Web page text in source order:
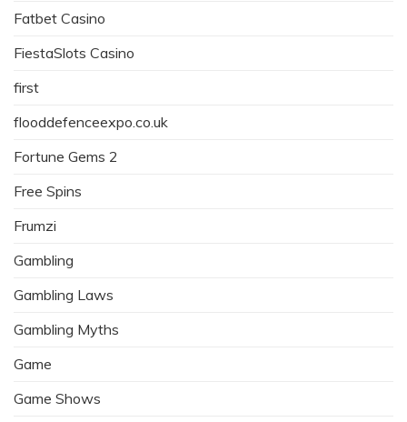
Fatbet Casino
FiestaSlots Casino
first
flooddefenceexpo.co.uk
Fortune Gems 2
Free Spins
Frumzi
Gambling
Gambling Laws
Gambling Myths
Game
Game Shows